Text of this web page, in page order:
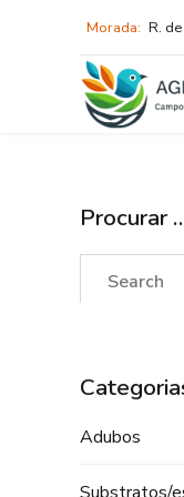
Morada: R.
Procurar
Adubos